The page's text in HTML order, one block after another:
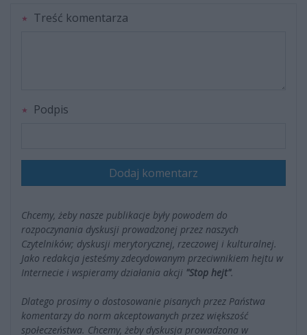
Treść komentarza
Podpis
Dodaj komentarz
Chcemy, żeby nasze publikacje były powodem do
rozpoczynania dyskusji prowadzonej przez naszych
Czytelników; dyskusji merytorycznej, rzeczowej i kulturalnej.
Jako redakcja jesteśmy zdecydowanym przeciwnikiem hejtu w
Internecie i wspieramy działania akcji "Stop hejt".
Dlatego prosimy o dostosowanie pisanych przez Państwa
komentarzy do norm akceptowanych przez większość
społeczeństwa. Chcemy, żeby dyskusja prowadzona w